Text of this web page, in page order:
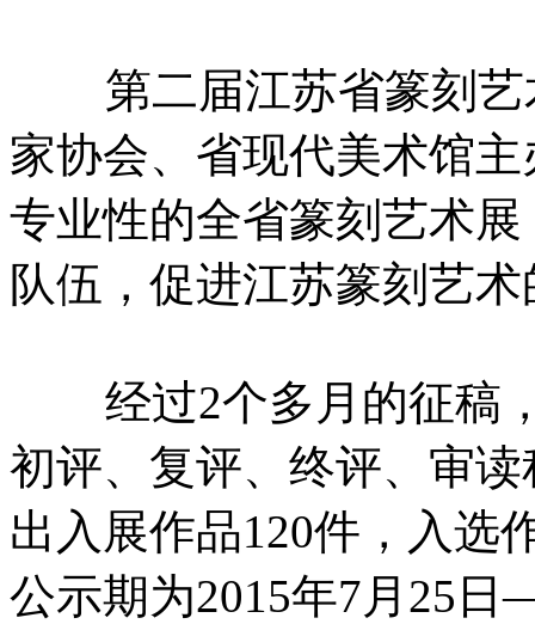
第二届江苏省篆刻
家协会、省现代美术馆
专业性的全省篆刻艺术
队伍，促进江苏篆刻艺
经过2个多月的征稿
初评、复评、终评、审
出入展作品120件，入选
公示期为2015年7月25